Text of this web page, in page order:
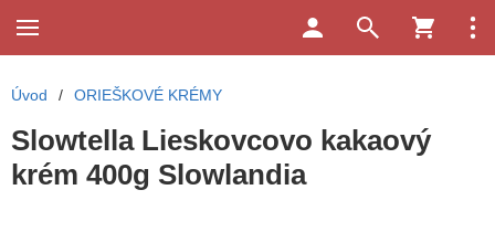
Úvod / ORIEŠKOVÉ KRÉMY
Slowtella Lieskovcovo kakaový
krém 400g Slowlandia